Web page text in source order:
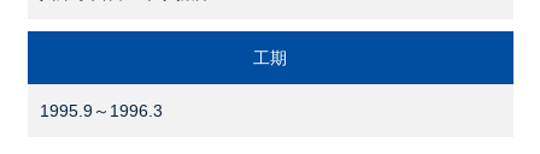
工期
1995.9～1996.3